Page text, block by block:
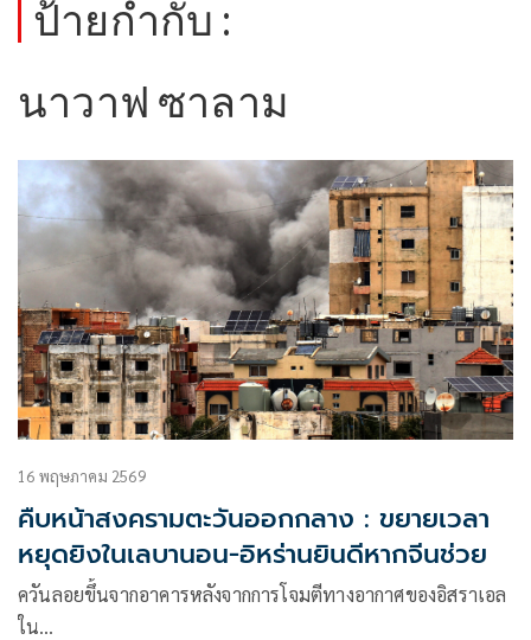
ป้ายกำกับ :
นาวาฟ ซาลาม
16 พฤษภาคม 2569
คืบหน้าสงครามตะวันออกกลาง : ขยายเวลา
หยุดยิงในเลบานอน-อิหร่านยินดีหากจีนช่วย
ควันลอยขึ้นจากอาคารหลังจากการโจมตีทางอากาศของอิสราเอล
ใน…